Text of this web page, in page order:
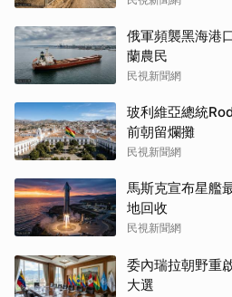
俄軍頻襲黑海港
蘭農民
民視新聞網
玻利維亞總統
前朝留爛攤
民視新聞網
馬斯克宣布星艦
地回收
民視新聞網
委內瑞拉朝野重
大選